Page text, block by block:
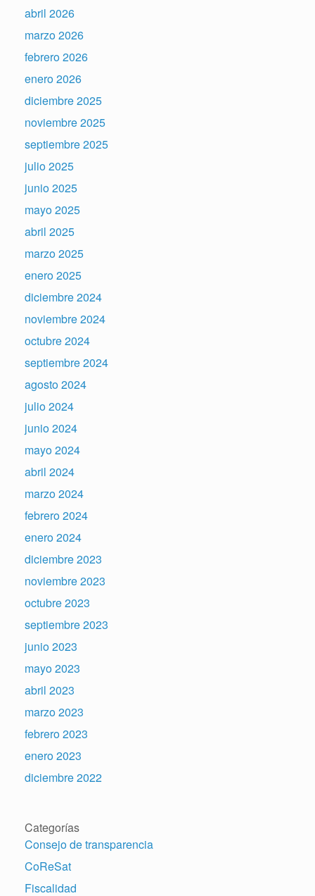
abril 2026
marzo 2026
febrero 2026
enero 2026
diciembre 2025
noviembre 2025
septiembre 2025
julio 2025
junio 2025
mayo 2025
abril 2025
marzo 2025
enero 2025
diciembre 2024
noviembre 2024
octubre 2024
septiembre 2024
agosto 2024
julio 2024
junio 2024
mayo 2024
abril 2024
marzo 2024
febrero 2024
enero 2024
diciembre 2023
noviembre 2023
octubre 2023
septiembre 2023
junio 2023
mayo 2023
abril 2023
marzo 2023
febrero 2023
enero 2023
diciembre 2022
Categorías
Consejo de transparencia
CoReSat
Fiscalidad